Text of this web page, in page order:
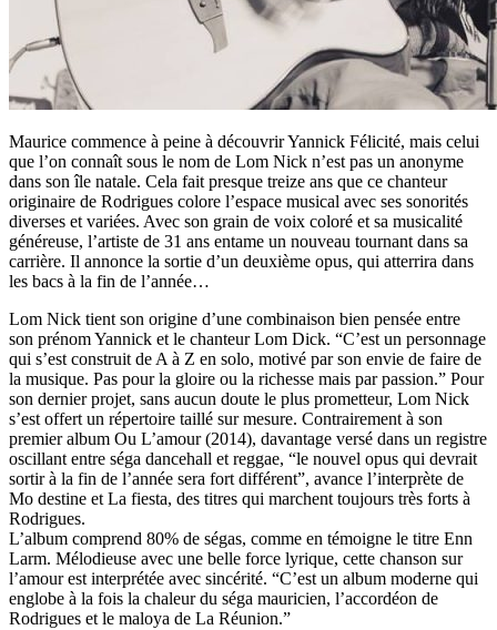
Maurice commence à peine à découvrir Yannick Félicité, mais celui
que l’on connaît sous le nom de Lom Nick n’est pas un anonyme
dans son île natale. Cela fait presque treize ans que ce chanteur
originaire de Rodrigues colore l’espace musical avec ses sonorités
diverses et variées. Avec son grain de voix coloré et sa musicalité
généreuse, l’artiste de 31 ans entame un nouveau tournant dans sa
carrière. Il annonce la sortie d’un deuxième opus, qui atterrira dans
les bacs à la fin de l’année…
Lom Nick tient son origine d’une combinaison bien pensée entre
son prénom Yannick et le chanteur Lom Dick. “C’est un personnage
qui s’est construit de A à Z en solo, motivé par son envie de faire de
la musique. Pas pour la gloire ou la richesse mais par passion.” Pour
son dernier projet, sans aucun doute le plus prometteur, Lom Nick
s’est offert un répertoire taillé sur mesure. Contrairement à son
premier album Ou L’amour (2014), davantage versé dans un registre
oscillant entre séga dancehall et reggae, “le nouvel opus qui devrait
sortir à la fin de l’année sera fort différent”, avance l’interprète de
Mo destine et La fiesta, des titres qui marchent toujours très forts à
Rodrigues.
L’album comprend 80% de ségas, comme en témoigne le titre Enn
Larm. Mélodieuse avec une belle force lyrique, cette chanson sur
l’amour est interprétée avec sincérité. “C’est un album moderne qui
englobe à la fois la chaleur du séga mauricien, l’accordéon de
Rodrigues et le maloya de La Réunion.”